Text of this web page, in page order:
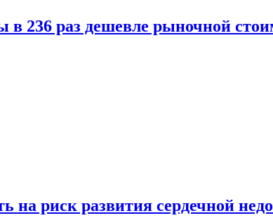
236 раз дешевле рыночной
на риск развития сердечной